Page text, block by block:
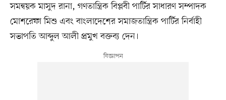
সমন্বয়ক মাসুদ রানা, গণতান্ত্রিক বিপ্লবী পার্টির সাধারণ সম্পাদক
মোশরেফা মিশু এবং বাংলাদেশের সমাজতান্ত্রিক পার্টির নির্বাহী
সভাপতি আব্দুল আলী প্রমুখ বক্তব্য দেন।